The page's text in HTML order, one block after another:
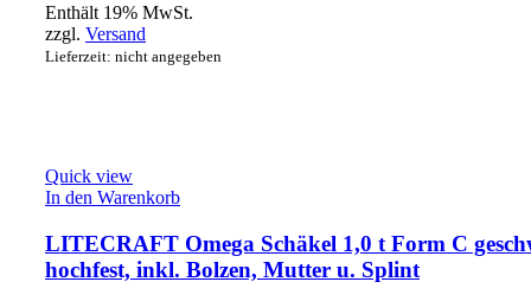
Enthält 19% MwSt.
zzgl. Versand
Lieferzeit: nicht angegeben
Quick view
In den Warenkorb
LITECRAFT Omega Schäkel 1,0 t Form C
hochfest, inkl. Bolzen, Mutter u. Splint